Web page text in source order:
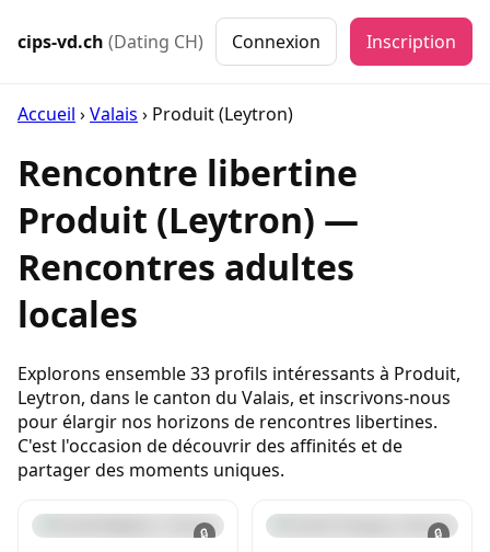
cips-vd.ch (Dating CH) Connexion Inscription
Accueil ›Valais › Produit (Leytron)
Rencontre libertine
Produit (Leytron) —
Rencontres adultes
locales
Explorons ensemble 33 profils intéressants à Produit,
Leytron, dans le canton du Valais, et inscrivons-nous
pour élargir nos horizons de rencontres libertines.
C'est l'occasion de découvrir des affinités et de
partager des moments uniques.
🔒 🔒